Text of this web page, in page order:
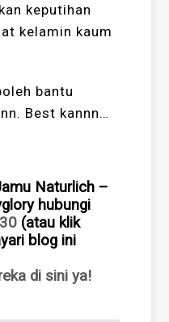
keputihan
kelamin kaum
bantu
Best kannn…
Naturlich –
hubungi
(atau klik
blog ini
di sini ya!